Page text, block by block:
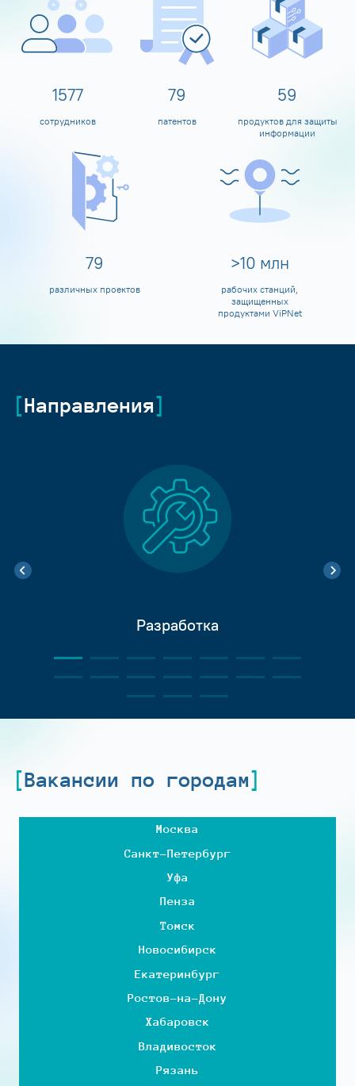
1600
сотрудников
80
патентов
60
продуктов для защиты
информации
80
различных проектов
>10 млн
рабочих станций,
защищенных
продуктами ViPNet
Направления
Разработка
Вакансии по городам
Москва
Санкт-Петербург
Уфа
Пенза
Томск
Новосибирск
Екатеринбург
Ростов-на-Дону
Хабаровск
Владивосток
Рязань